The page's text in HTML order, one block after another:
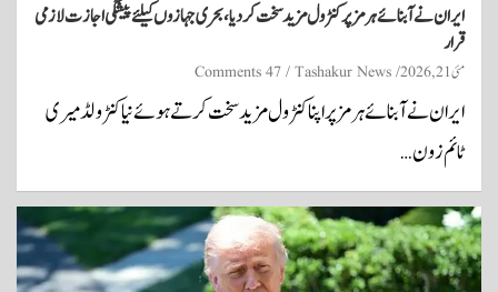
ایران نے آبنائے ہرمز پر کنٹرول مزید سخت کردیا، بحری جہازوں کیلئے پیشگی اجازت لازمی
قرار
مئی 21, 2026 Tashakur News
47 Comments
ایران نے آبنائے ہرمز پر اپنا کنٹرول مزید سخت کرتے ہوئے نیا کنٹرولڈ میری
ٹائم زون…